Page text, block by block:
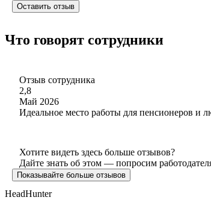
Оставить отзыв
Что говорят сотрудники
Отзыв сотрудника
2,8
Май 2026
Идеальное место работы для пенсионеров
Хотите видеть здесь больше отзывов?
Дайте знать об этом — попросим
Показывайте больше отзывов
HeadHunter